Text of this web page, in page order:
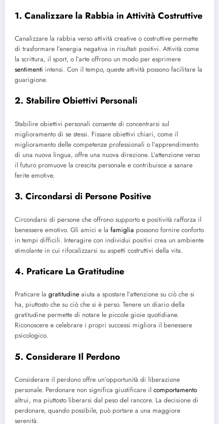
1. Canalizzare la Rabbia in Attività Costruttive
Canalizzare la rabbia verso attività creative o costruttive permette
di trasformare l’energia negativa in risultati positivi. Attività come
la scrittura, il sport, o l’arte offrono un modo per esprimere
sentimenti intensi. Con il tempo, queste attività possono facilitare la
guarigione.
2. Stabilire Obiettivi Personali
Stabilire obiettivi personali consente di concentrarsi sul
miglioramento di se stessi. Fissare obiettivi chiari, come il
miglioramento delle competenze professionali o l’apprendimento
di una nuova lingua, offre una nuova direzione. L’attenzione verso
il futuro promuove la crescita personale e contribuisce a sanare
ferite emotive.
3. Circondarsi di Persone Positive
Circondarsi di persone che offrono supporto e positività rafforza il
benessere emotivo. Gli amici e la famiglia possono fornire conforto
in tempi difficili. Interagire con individui positivi crea un ambiente
stimolante in cui rifocalizzarsi su aspetti costruttivi della vita.
4. Praticare La Gratitudine
Praticare la gratitudine aiuta a spostare l’attenzione su ciò che si
ha, piuttosto che su ciò che si è perso. Tenere un diario della
gratitudine permette di notare le piccole gioie quotidiane.
Riconoscere e celebrare i propri successi migliora il benessere
psicologico.
5. Considerare Il Perdono
Considerare il perdono offre un’opportunità di liberazione
personale. Perdonare non significa giustificare il comportamento
altrui, ma piuttosto liberarsi dal peso del rancore. La decisione di
perdonare, quando possibile, può portare a una maggiore
serenità.